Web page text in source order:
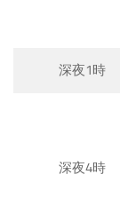
深夜1時
深夜4時